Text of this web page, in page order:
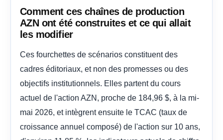
Comment ces chaînes de production
AZN ont été construites et ce qui allait
les modifier
Ces fourchettes de scénarios constituent des
cadres éditoriaux, et non des promesses ou des
objectifs institutionnels. Elles partent du cours
actuel de l'action AZN, proche de 184,96 $, à la mi-
mai 2026, et intègrent ensuite le TCAC (taux de
croissance annuel composé) de l'action sur 10 ans,